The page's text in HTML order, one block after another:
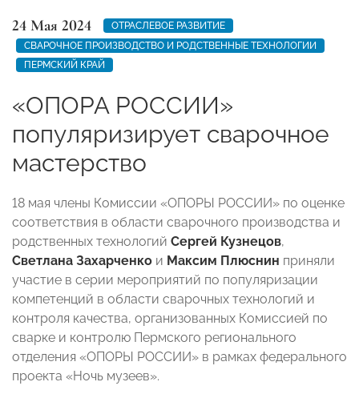
24 Мая 2024
ОТРАСЛЕВОЕ РАЗВИТИЕ
СВАРОЧНОЕ ПРОИЗВОДСТВО И РОДСТВЕННЫЕ ТЕХНОЛОГИИ
ПЕРМСКИЙ КРАЙ
«ОПОРА РОССИИ»
популяризирует сварочное
мастерство
18 мая члены Комиссии «ОПОРЫ РОССИИ» по оценке
соответствия в области сварочного производства и
родственных технологий Сергей Кузнецов,
Светлана Захарченко и Максим Плюснин приняли
участие в серии мероприятий по популяризации
компетенций в области сварочных технологий и
контроля качества, организованных Комиссией по
сварке и контролю Пермского регионального
отделения «ОПОРЫ РОССИИ» в рамках федерального
проекта «Ночь музеев».